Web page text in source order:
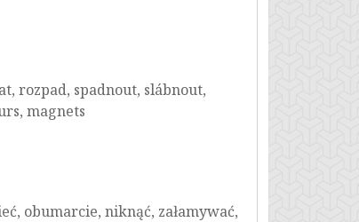
rozpad, spadnout, slábnout,
magnets
obumarcie, niknąć, załamywać,